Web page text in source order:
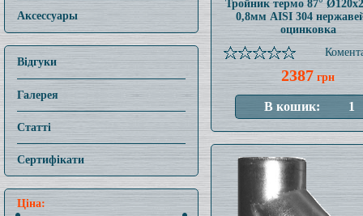
Аксессуары
Відгуки
Галерея
Статті
Сертифікати
Ціна:
Тройник термо 87°
0,8мм AISI 304
оцинковка
2387 грн